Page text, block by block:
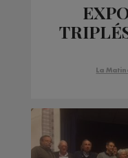
La